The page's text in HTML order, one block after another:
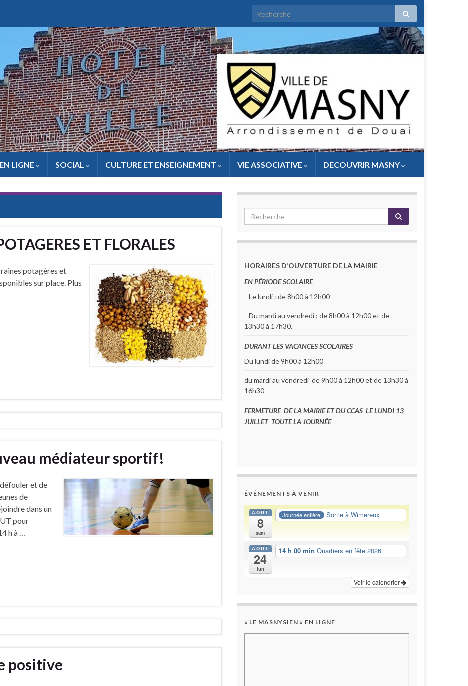
LIGNE SOCIAL CULTURE ET ENSEIGNEMENT VIE ASSOCIATIVE DECOUVRIR MASNY
ET FLORALES
potagères et
sur place. Plus
médiateur sportif!
défouler et de
de
dans un
pour
h à …
positive
HORAIRES D’OUVERTURE DE LA MAIRIE
EN PÉRIODE SCOLAIRE
Le lundi : de 8h00 à 12h00
Du mardi au vendredi : de 8h00 à 12h00 et de
13h30 à 17h30.
DURANT LES VACANCES SCOLAIRES
Du lundi de 9h00 à 12h00
du mardi au vendredi de 9h00 à 12h00 et de 13h30 à
16h30
FERMETURE DE LA MAIRIE ET DU CCAS LE LUNDI 13
JUILLET TOUTE LA JOURNÉE
ÉVÉNEMENTS À VENIR
AOÛT
8
sam
Journée entière Sortie à Wimereux
AOÛT
24
lun
14 h 00 min Quartiers en fête 2026
Voir le calendrier
« LE MASNYSIEN » EN LIGNE